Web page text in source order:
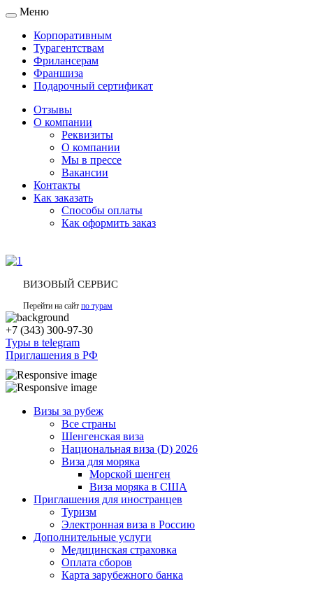
Toggle
navigation
Меню
Корпоративным
Турагентствам
Фрилансерам
Франшиза
Подарочный сертификат
Отзывы
О компании
Реквизиты
О компании
Мы в прессе
Вакансии
Контакты
Как заказать
Способы оплаты
Как оформить заказ
ВИЗОВЫЙ СЕРВИС
Перейти на сайт по турам
+7 (343) 300-97-30
Туры в telegram
Приглашения в РФ
Визы за рубеж
Все страны
Шенгенская виза
Национальная виза (D) 2026
Виза для моряка
Морской шенген
Виза моряка в США
Приглашения для иностранцев
Туризм
Электронная виза в Россию
Дополнительные услуги
Медицинская страховка
Оплата сборов
Карта зарубежного банка